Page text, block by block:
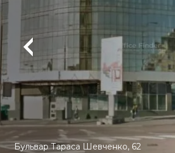
Бульвар Тараса Шевченко, 62